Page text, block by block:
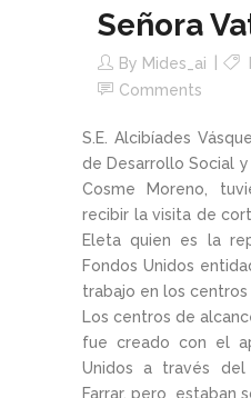
Señora
By Mides_ai
Comments
S.E. Alcibíades
de Desarrollo Social
Cosme Moreno,
recibir la visita de
Eleta quien es la
Fondos Unidos
trabajo en los centros
Los centros de
fue creado con el
Unidos a través del
Farrar, pero estaban